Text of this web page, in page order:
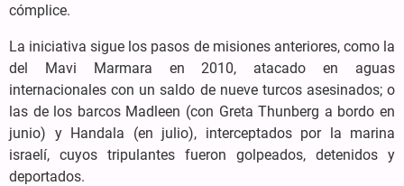
cómplice.
La iniciativa sigue los pasos de misiones anteriores, como la
del Mavi Marmara en 2010, atacado en aguas
internacionales con un saldo de nueve turcos asesinados; o
las de los barcos Madleen (con Greta Thunberg a bordo en
junio) y Handala (en julio), interceptados por la marina
israelí, cuyos tripulantes fueron golpeados, detenidos y
deportados.